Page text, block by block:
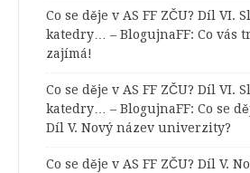
Co se děje v AS FF ZČU? Díl VI.
katedry… – BlogujnaFF: Co vás
zajímá!
Co se děje v AS FF ZČU? Díl VI.
katedry… – BlogujnaFF: Co se
Díl V. Nový název univerzity?
Co se děje v AS FF ZČU? Díl V.